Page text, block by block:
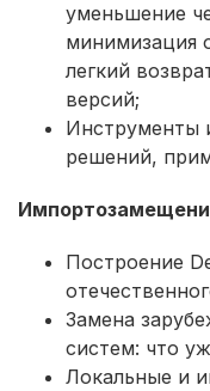
уменьшение
минимизация
легкий
версий;
Инструменты
решений,
Построение
Замена
систем: что
Локальные и